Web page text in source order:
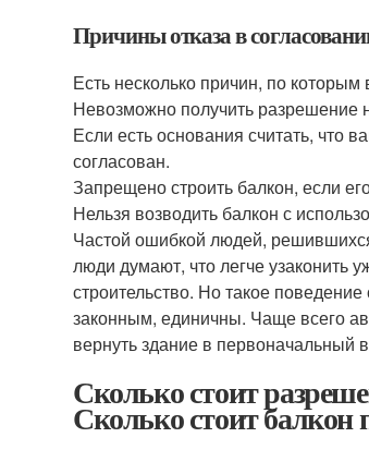
Причины отказа в
Есть несколько причин, по
Невозможно получить разрешение
Если есть основания считать, что
согласован.
Запрещено строить балкон, если
Нельзя возводить балкон с
Частой ошибкой людей,
люди думают, что легче узаконить
строительство. Но такое
законным, единичны. Чаще всего
вернуть здание в первоначальный
Сколько стоит
Сколько стоит балкон